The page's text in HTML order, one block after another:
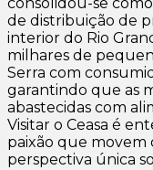
consolidou-se
de distribuição de
interior do Rio
milhares de
Serra com
garantindo que as
abastecidas com
Visitar o Ceasa é
paixão que movem
perspectiva única